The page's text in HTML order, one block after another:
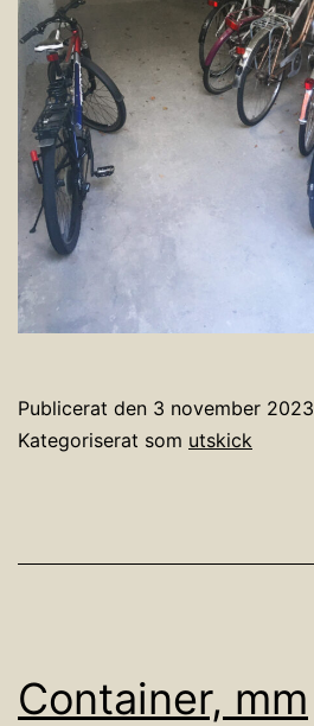
Publicerat den 3 november 2023
Kategoriserat som utskick
Container, mm